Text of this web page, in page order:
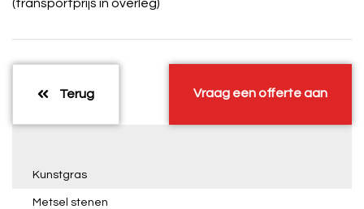
Kunstgras
Metsel stenen
(transportprijs in overleg)
Terug Vraag een offerte aan